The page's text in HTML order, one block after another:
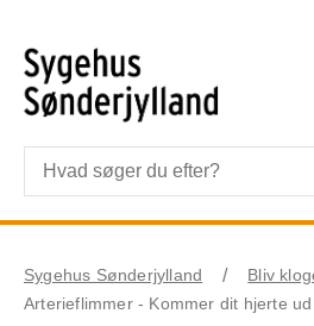
Sygehus Sønderjylland
Bliv
Arterieflimmer - Kommer dit hjerte